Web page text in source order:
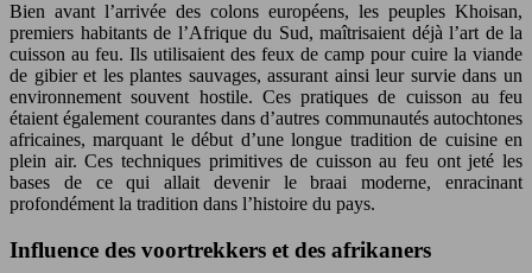
Bien avant l’arrivée des colons européens, les peuples Khoisan,
premiers habitants de l’Afrique du Sud, maîtrisaient déjà l’art de la
cuisson au feu. Ils utilisaient des feux de camp pour cuire la viande
de gibier et les plantes sauvages, assurant ainsi leur survie dans un
environnement souvent hostile. Ces pratiques de cuisson au feu
étaient également courantes dans d’autres communautés autochtones
africaines, marquant le début d’une longue tradition de cuisine en
plein air. Ces techniques primitives de cuisson au feu ont jeté les
bases de ce qui allait devenir le braai moderne, enracinant
profondément la tradition dans l’histoire du pays.
Influence des voortrekkers et des afrikaners